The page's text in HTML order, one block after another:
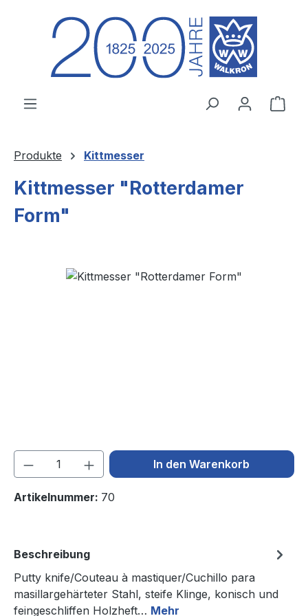
Zum Hauptinhalt springen
Produkte Kittmesser
Kittmesser "Rotterdamer
Form"
Bildergalerie überspringen
Produkt Anzahl: Gib denIn den Warenkorb
Artikelnummer: 70
Beschreibung
Putty knife/Couteau à mastiquer/Cuchillo para
masillargehärteter Stahl, steife Klinge, konisch und
feingeschliffen Holzheft… Mehr